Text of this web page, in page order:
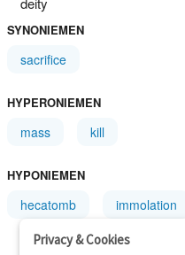
SYNONIEMEN
sacrifice
HYPERONIEMEN
mass kill
HYPONIEMEN
hecatomb immolation
Privacy & Cookies